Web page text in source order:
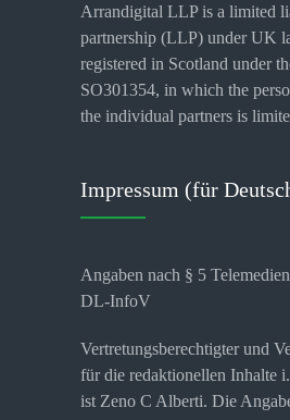
Arrandigital LLP is a limited
partnership (LLP) under UK
registered in Scotland under
SO301354, in which the
the individual partners is
Impressum (für
Angaben nach § 5
DL-InfoV
Vertretungsberechtigter und
für die redaktionellen Inhalte
ist Zeno C Alberti. Die